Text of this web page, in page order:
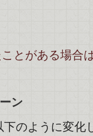
とがある場合
ン
のように変化